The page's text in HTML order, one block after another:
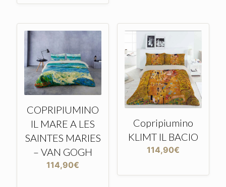
era:
è:
COPRIPIUMINO
IL MARE A LES
SAINTES MARIES
– VAN GOGH
114,90€
Copripiumino
KLIMT IL BACIO
114,90€